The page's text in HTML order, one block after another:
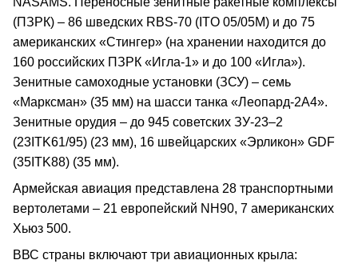
(ПЗРК) – 86 шведских RBS-70 (ITO 05/05M) и до 75
американских «Стингер» (на хранении находится до
160 российских ПЗРК «Игла-1» и до 100 «Игла»).
Зенитные самоходные установки (ЗСУ) – семь
«Марксман» (35 мм) на шасси танка «Леопард-2А4».
Зенитные орудия – до 945 советских ЗУ-23–2
(23ITK61/95) (23 мм), 16 швейцарских «Эрликон» GDF
(35ITK88) (35 мм).
Армейская авиация представлена 28 транспортными
вертолетами – 21 европейский NH90, 7 американских
Хьюз 500.
ВВС страны включают три авиационных крыла: